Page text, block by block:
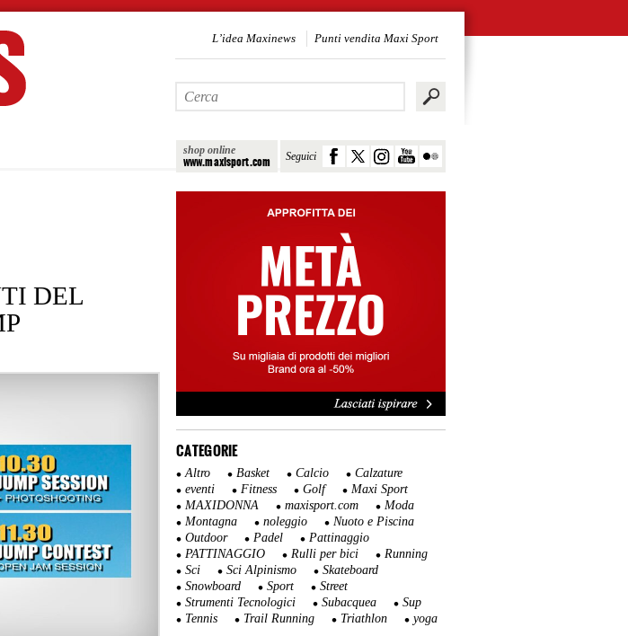
shop online
www.maxisport.com Seguici
L’idea Maxinews Punti vendita Maxi Sport
DEL
CATEGORIE
Altro Basket Calcio
Calzature
eventi
Fitness Golf
Maxi Sport
MAXIDONNA
maxisport.com
Moda
Montagna
noleggio
Nuoto e Piscina
Outdoor
Padel
Pattinaggio
PATTINAGGIO
Rulli per bici
Running
Sci
Sci Alpinismo
Skateboard
Snowboard
Sport
Street
Strumenti Tecnologici
Subacquea
Sup
Tennis
Trail Running Triathlon yoga